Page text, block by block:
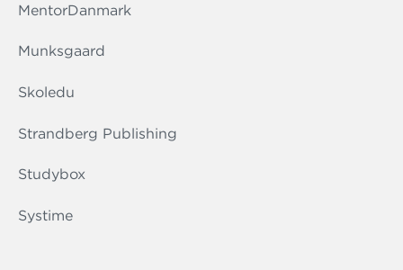
MentorDanmark
Munksgaard
Skoledu
Strandberg Publishing
Studybox
Systime